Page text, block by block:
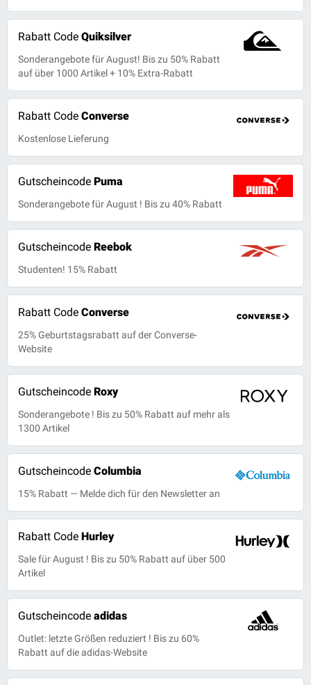
Rabatt Code Quiksilver
Sonderangebote für August! Bis zu 50% Rabatt
auf über 1000 Artikel + 10% Extra-Rabatt
Rabatt Code Converse
Kostenlose Lieferung
Gutscheincode Puma
Sonderangebote für August ! Bis zu 40% Rabatt
Gutscheincode Reebok
Studenten! 15% Rabatt
Rabatt Code Converse
25% Geburtstagsrabatt auf der Converse-
Website
Gutscheincode Roxy
Sonderangebote ! Bis zu 50% Rabatt auf mehr als
1300 Artikel
Gutscheincode Columbia
15% Rabatt — Melde dich für den Newsletter an
Rabatt Code Hurley
Sale für August ! Bis zu 50% Rabatt auf über 500
Artikel
Gutscheincode adidas
Outlet: letzte Größen reduziert ! Bis zu 60%
Rabatt auf die adidas-Website